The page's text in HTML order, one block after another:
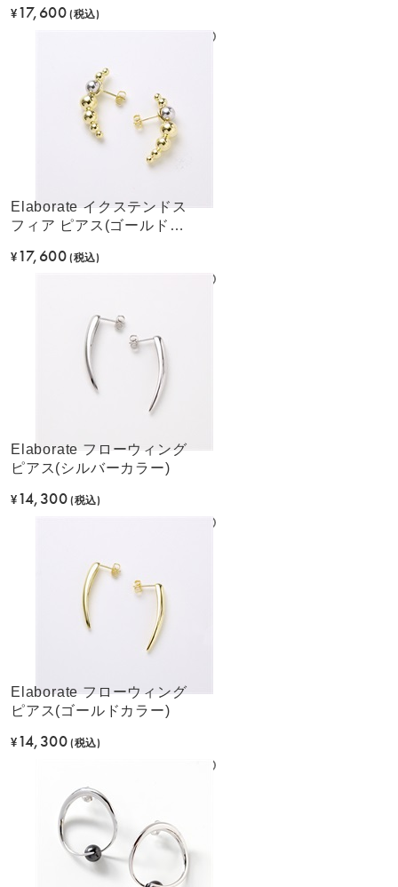
¥ 17,600(税込)
Elaborate イクステンドス
フィア ピアス(ゴールドカ
¥ 17,600(税込)
Elaborate フローウィング
ピアス(シルバーカラー)
¥ 14,300(税込)
Elaborate フローウィング
ピアス(ゴールドカラー)
¥ 14,300(税込)